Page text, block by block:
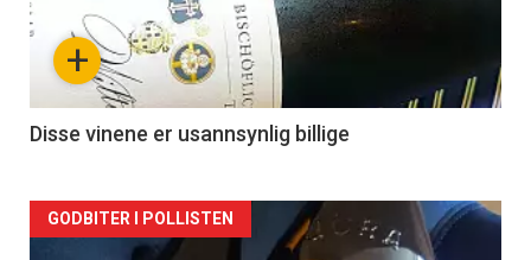
nå
2
+
Disse vinene er usannsynlig billige
Forsiden
GODBITER I POLLISTEN